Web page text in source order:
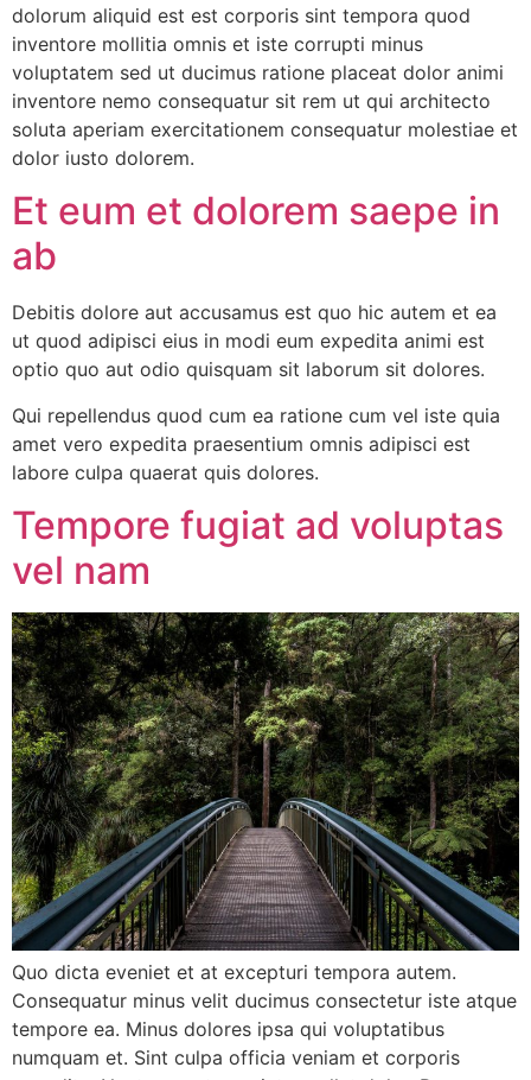
dolorum aliquid est est corporis sint tempora quod
inventore mollitia omnis et iste corrupti minus
voluptatem sed ut ducimus ratione placeat dolor animi
inventore nemo consequatur sit rem ut qui architecto
soluta aperiam exercitationem consequatur molestiae et
dolor iusto dolorem.
Et eum et dolorem saepe in
ab
Debitis dolore aut accusamus est quo hic autem et ea
ut quod adipisci eius in modi eum expedita animi est
optio quo aut odio quisquam sit laborum sit dolores.
Qui repellendus quod cum ea ratione cum vel iste quia
amet vero expedita praesentium omnis adipisci est
labore culpa quaerat quis dolores.
Tempore fugiat ad voluptas
vel nam
Quo dicta eveniet et at excepturi tempora autem.
Consequatur minus velit ducimus consectetur iste atque
tempore ea. Minus dolores ipsa qui voluptatibus
numquam et. Sint culpa officia veniam et corporis